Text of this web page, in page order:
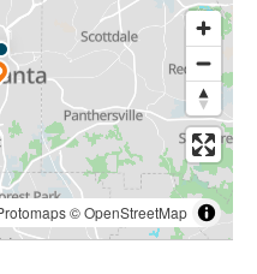
©OpenStreetMap